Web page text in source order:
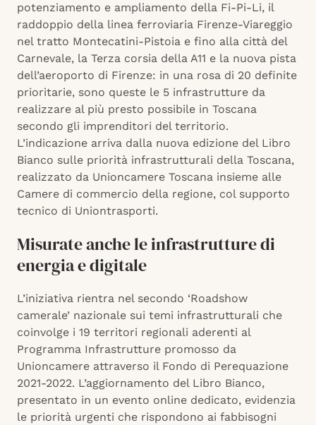
potenziamento e ampliamento della Fi-Pi-Li, il
raddoppio della linea ferroviaria Firenze-Viareggio
nel tratto Montecatini-Pistoia e fino alla città del
Carnevale, la Terza corsia della A11 e la nuova pista
dell’aeroporto di Firenze: in una rosa di 20 definite
prioritarie, sono queste le 5 infrastrutture da
realizzare al più presto possibile in Toscana
secondo gli imprenditori del territorio.
L’indicazione arriva dalla nuova edizione del Libro
Bianco sulle priorità infrastrutturali della Toscana,
realizzato da Unioncamere Toscana insieme alle
Camere di commercio della regione, col supporto
tecnico di Uniontrasporti.
Misurate anche le infrastrutture di
energia e digitale
L’iniziativa rientra nel secondo ‘Roadshow
camerale’ nazionale sui temi infrastrutturali che
coinvolge i 19 territori regionali aderenti al
Programma Infrastrutture promosso da
Unioncamere attraverso il Fondo di Perequazione
2021-2022. L’aggiornamento del Libro Bianco,
presentato in un evento online dedicato, evidenzia
le priorità urgenti che rispondono ai fabbisogni